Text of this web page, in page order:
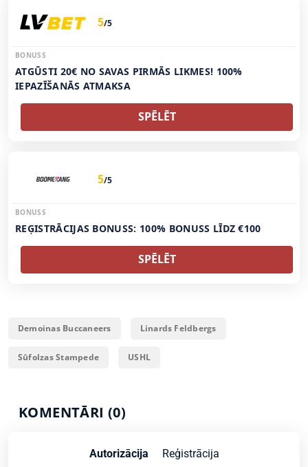
5/5
BONUSS
ATGŪSTI 20€ NO SAVAS PIRMĀS LIKMES! 100%
IEPAZĪŠANĀS ATMAKSA
SPĒLĒT
5/5
BONUSS
REĢISTRĀCIJAS BONUSS: 100% BONUSS LĪDZ €100
SPĒLĒT
Demoinas Buccaneers Linards Feldbergs
Sūfolzas Stampede USHL
KOMENTĀRI (0)
Autorizācija Reģistrācija